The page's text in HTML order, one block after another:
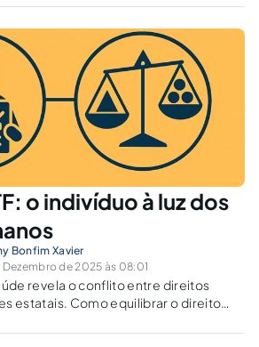
À luz de Lassalle, analisam-se
PL da Dosimetria e episódios de
como sinais de uma República de
o indivíduo à luz dos
Bonfim Xavier
Dezembro de 2025 às 08:01
revela o conflito entre direitos
estatais. Como equilibrar o direito